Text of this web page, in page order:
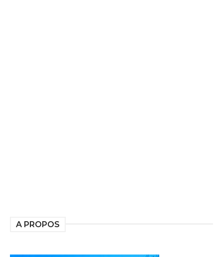
A PROPOS